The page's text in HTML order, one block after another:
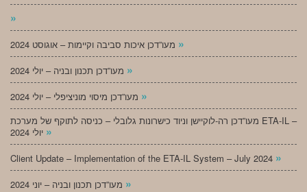
»
»
»
»
מעו”דכן רה-לוקיישן וניוד כישרונות גלובלי – כניסה לתוקף של מערכת ETA-IL –
»
Client Update – Implementation of the ETA-IL System – July 2024 »
»